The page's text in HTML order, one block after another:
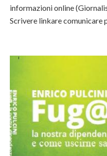
informazioni online
Scrivere linkare comunicare